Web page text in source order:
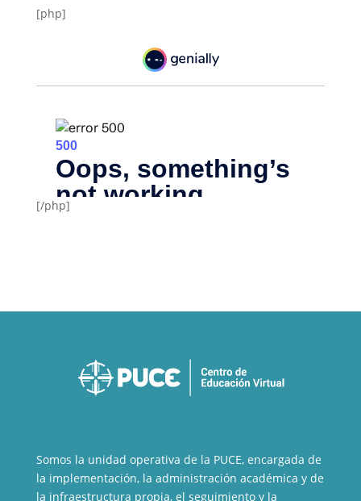
[php]
[/php]
Somos la unidad operativa de la PUCE, encargada de
la implementación, la administración académica y de
la infraestructura propia, el seguimiento y la